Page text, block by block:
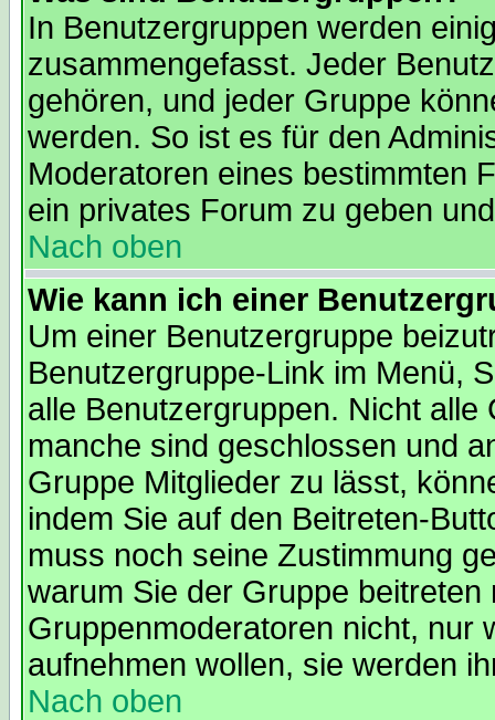
In Benutzergruppen werden
zusammengefasst. Jeder
gehören, und jeder Gruppe
werden. So ist es für den
Moderatoren eines bestimmten
ein privates Forum zu geben
Nach oben
Wie kann ich einer
Um einer Benutzergruppe
Benutzergruppe-Link im Menü,
alle Benutzergruppen. Nicht
manche sind geschlossen und
Gruppe Mitglieder zu lässt,
indem Sie auf den Beitreten-
muss noch seine Zustimmung
warum Sie der Gruppe
Gruppenmoderatoren nicht, nur
aufnehmen wollen, sie werden
Nach oben